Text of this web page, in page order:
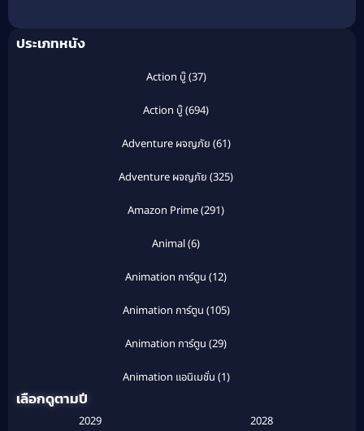
ประเภทหนัง
Action บู๊(37)
Action บู๊(694)
Adventure ผจญภัย (61)
Adventure ผจญภัย (325)
Amazon Prime(291)
Animal(6)
Animation การ์ตูน (12)
Animation การ์ตูน (105)
Animation การ์ตูน (29)
Animation แอนิเมชั่น (1)
เลือกดูตามปี
2029
2028